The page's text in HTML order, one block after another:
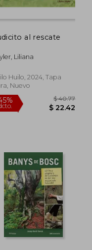
al rescate
Liliana
Huilo, 2024, Tapa
Nuevo